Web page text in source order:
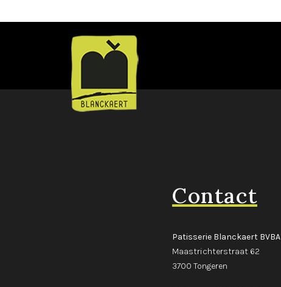
Contact
Patisserie Blanckaert BVBA
Maastrichterstraat 62
3700 Tongeren